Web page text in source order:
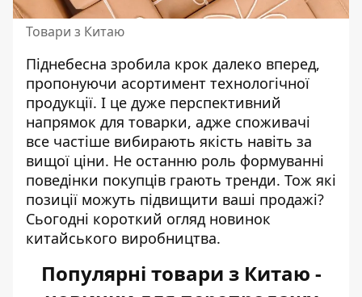
Товари з Китаю
Піднебесна зробила крок далеко вперед,
пропонуючи асортимент технологічної
продукції. І це дуже перспективний
напрямок для товарки, адже споживачі
все частіше вибирають якість навіть за
вищої ціни. Не останню роль формуванні
поведінки покупців грають тренди. Тож які
позиції можуть підвищити ваші продажі?
Сьогодні короткий огляд новинок
китайського виробництва.
Популярні товари з Китаю -